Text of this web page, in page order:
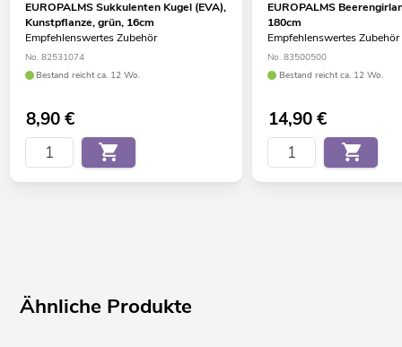
EUROPALMS Sukkulenten Kugel (EVA),
Kunstpflanze, grün, 16cm
Empfehlenswertes Zubehör
No. 82531074
Bestand reicht ca. 12 Wo.
8,90€
EUROPALMS
180cm
Empfehlenswertes Zubehör
No. 83500500
Bestand reicht ca. 12 Wo.
14,90€
Ähnliche Produkte